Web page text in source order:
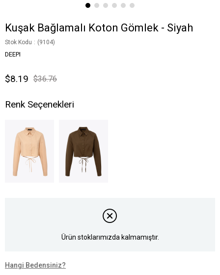
Kuşak Bağlamalı Koton Gömlek - Siyah
Stok Kodu (9104)
DEEPI
$36.76
$8.19
Renk Seçenekleri
Ürün stoklarımızda kalmamıştır.
Hangi Bedensiniz?